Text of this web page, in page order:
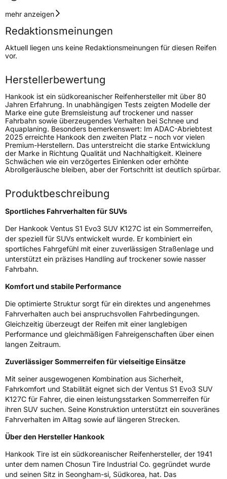
Geschwindigkeitsindex
Höchstgeschwindigkeit
300 km/h
Lastindex107
Höchstlast975 kg
Gewicht (in kg)
17,28 kg
Generelle Merkmale
FahrzeugtypSUV
VerwendungSommerreifen
ModellnameVentus S1 Evo3 SUV K127C
Weitere Eigenschaften
SchlauchtypTL
ZustandNeureifen
RunflatRFT
Empfohlen für BMW*
EU Label
B
NasshaftungB
Rollgeräusch (Klasse) A
Rollgeräusch (dB)70
FahrzeugklasseC1
mehr anzeigen
Redaktionsmeinungen
Aktuell liegen uns keine Redaktionsmeinungen für diesen Reifen
vor.
Herstellerbewertung
Hankook ist ein südkoreanischer Reifenhersteller mit über 80
Jahren Erfahrung. In unabhängigen Tests zeigten Modelle der
Marke eine gute Bremsleistung auf trockener und nasser
Fahrbahn sowie überzeugendes Verhalten bei Schnee und
Aquaplaning. Besonders bemerkenswert: Im ADAC-Abriebtest
2025 erreichte Hankook den zweiten Platz – noch vor vielen
Premium-Herstellern. Das unterstreicht die starke Entwicklung
der Marke in Richtung Qualität und Nachhaltigkeit. Kleinere
Schwächen wie ein verzögertes Einlenken oder erhöhte
Abrollgeräusche bleiben, aber der Fortschritt ist deutlich spürbar.
Produktbeschreibung
Sportliches Fahrverhalten für SUVs
Der Hankook Ventus S1 Evo3 SUV K127C ist ein Sommerreifen,
der speziell für SUVs entwickelt wurde. Er kombiniert ein
sportliches Fahrgefühl mit einer zuverlässigen Straßenlage und
unterstützt ein präzises Handling auf trockener sowie nasser
Fahrbahn.
Komfort und stabile Performance
Die optimierte Struktur sorgt für ein direktes und angenehmes
Fahrverhalten auch bei anspruchsvollen Fahrbedingungen.
Gleichzeitig überzeugt der Reifen mit einer langlebigen
Performance und gleichmäßigen Fahreigenschaften über einen
langen Zeitraum.
Zuverlässiger Sommerreifen für vielseitige Einsätze
Mit seiner ausgewogenen Kombination aus Sicherheit,
Fahrkomfort und Stabilität eignet sich der Ventus S1 Evo3 SUV
K127C für Fahrer, die einen leistungsstarken Sommerreifen für
ihren SUV suchen. Seine Konstruktion unterstützt ein souveränes
Fahrverhalten im Alltag sowie auf längeren Strecken.
Über den Hersteller Hankook
Hankook Tire ist ein südkoreanischer Reifenhersteller, der 1941
unter dem namen Chosun Tire Industrial Co. gegründet wurde
und seinen Sitz in Seongham-si, Südkorea, hat. Das